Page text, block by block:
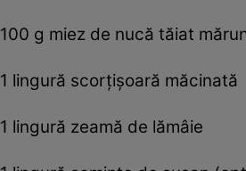
100 g miez de nucă tăiat
1 lingură scorţişoară măcinată
1 lingură zeamă de lămâie